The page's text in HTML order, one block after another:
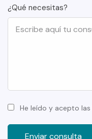
¿Qué necesitas?
He leído y acepto las